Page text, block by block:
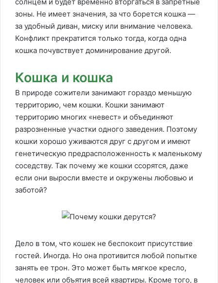
зоны. Не имеет значения, за что борется кошка —
за удобный диван, миску или внимание человека.
Конфликт прекратится только тогда, когда одна
кошка почувствует доминирование другой.
Кошка и кошка
В природе сожители занимают гораздо меньшую
территорию, чем кошки. Кошки занимают
территорию многих «невест» и объединяют
разрозненные участки одного заведения. Поэтому
кошки хорошо уживаются друг с другом и имеют
генетическую предрасположенность к маленькому
соседству. Так почему же кошки ссорятся, даже
если они выросли вместе и окружены любовью и
заботой?
Дело в том, что кошек не беспокоит присутствие
гостей. Иногда. Но она противится любой попытке
занять ее трон. Это может быть мягкое кресло,
человек или объятия всей квартиры. Кроме того, в